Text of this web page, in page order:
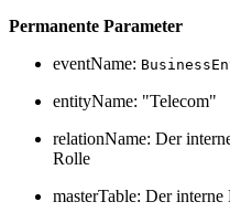
Permanente Parameter
eventName:
entityName: "Telecom"
relationName: Der
Rolle
masterTable: Der